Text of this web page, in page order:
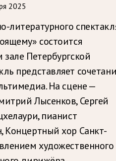
2025
литературного
состоится
Петербургской
представляет
На сцене —
Лысенков, Сергей
пианист
Концертный хор Санкт-
художественного